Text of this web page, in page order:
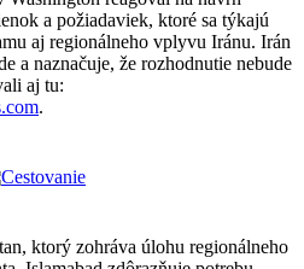
a požiadaviek, ktoré sa týkajú
aj regionálneho vplyvu Iránu. Irán
a naznačuje, že rozhodnutie nebude
aj tu:
.
ktorý zohráva úlohu regionálneho